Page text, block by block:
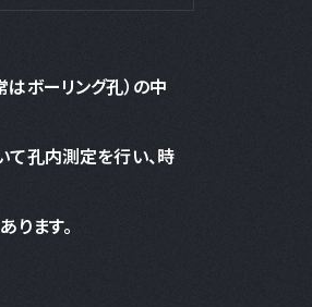
ボーリング孔）の中
て孔内測定を行い、時
ます。